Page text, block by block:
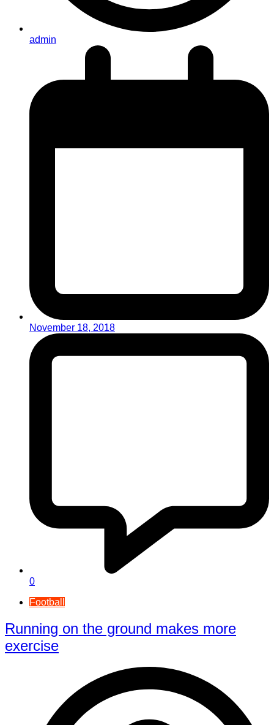
admin
November 18, 2018
0
Football
Running on the ground makes more
exercise